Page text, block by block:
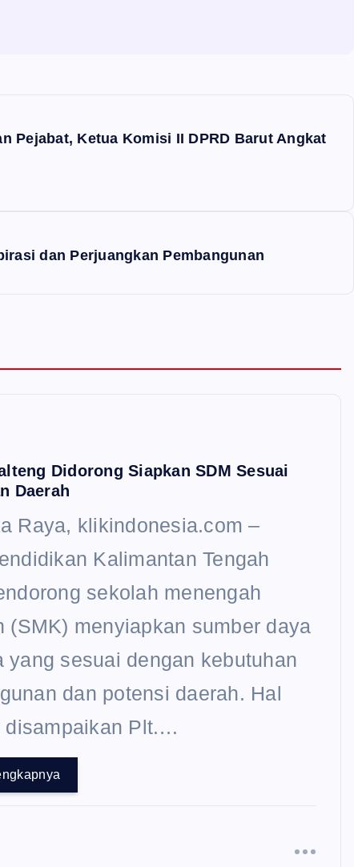
Pejabat, Ketua Komisi II DPRD Barut Angkat
dan Perjuangkan Pembangunan
Didorong Siapkan SDM Sesuai
Daerah
Raya, klikindonesia.com –
Kalimantan Tengah
sekolah menengah
(SMK) menyiapkan sumber daya
yang sesuai dengan kebutuhan
dan potensi daerah. Hal
disampaikan Plt.…